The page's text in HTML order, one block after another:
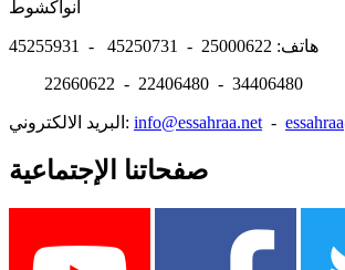
هاتف: 25000622 - 45250731 - 45255931
22660622 - 22406480 - 34406480
البريد الالكتروني: info@essahraa.net -
صفحاتنا الإجتماعية